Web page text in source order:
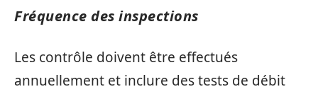
Fréquence des inspections
Les contrôle doivent être effectués
annuellement et inclure des tests de débit